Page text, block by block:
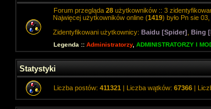
Forum przegląda 28 użytkowników :: 3
Najwięcej użytkowników online (1419) było Pn sie
Zidentyfikowani użytkownicy: Baidu [Spider] Bing
Legenda :: Administratorzy, ADMINISTRATORZY I
Statystyki
Liczba postów: 411321 | Liczba wątków: 67366 |